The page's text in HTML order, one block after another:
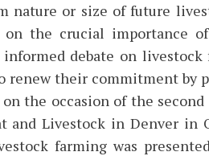
or size of future
on the crucial importance
debate on livestock
renew their commitment by
the occasion of the
and Livestock in Denver in
farming was